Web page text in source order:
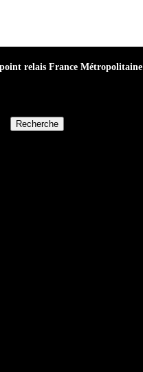
relais France Métropolitaine
Recherche